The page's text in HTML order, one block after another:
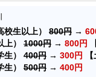
校生以上） 800円 →
上） 1000円 → 800円
生） 400円 → 300円
生） 500円 → 400円